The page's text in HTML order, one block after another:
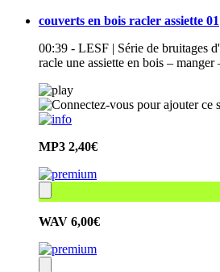
couverts en bois racler assiette 01
00:39 - LESF | Série de bruitages
racle une assiette en bois –
MP3 2,40€
WAV 6,00€